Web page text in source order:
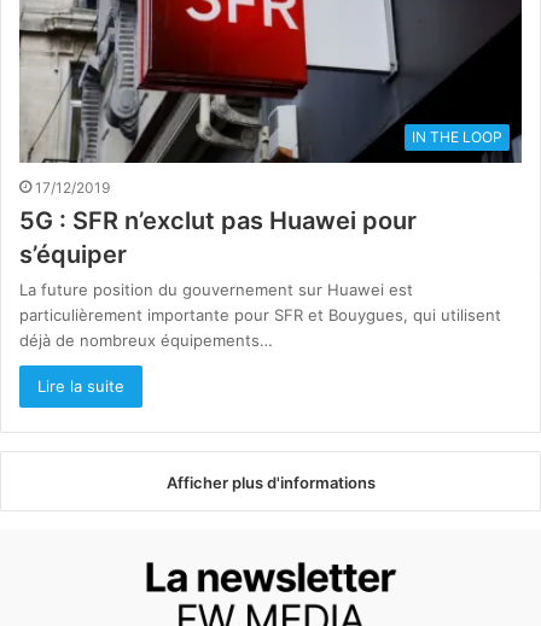
IN THE LOOP
17/12/2019
5G : SFR n’exclut pas Huawei pour
s’équiper
La future position du gouvernement sur Huawei est
particulièrement importante pour SFR et Bouygues, qui utilisent
déjà de nombreux équipements…
Lire la suite
Afficher plus d'informations